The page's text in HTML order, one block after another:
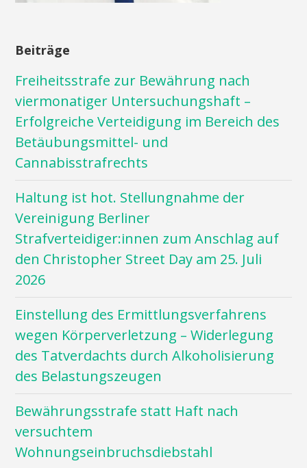
Beiträge
Freiheitsstrafe zur Bewährung nach
viermonatiger Untersuchungshaft –
Erfolgreiche Verteidigung im Bereich des
Betäubungsmittel- und
Cannabisstrafrechts
Haltung ist hot. Stellungnahme der
Vereinigung Berliner
Strafverteidiger:innen zum Anschlag auf
den Christopher Street Day am 25. Juli
2026
Einstellung des Ermittlungsverfahrens
wegen Körperverletzung – Widerlegung
des Tatverdachts durch Alkoholisierung
des Belastungszeugen
Bewährungsstrafe statt Haft nach
versuchtem
Wohnungseinbruchsdiebstahl